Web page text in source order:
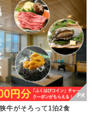
牛がそろって1泊2食